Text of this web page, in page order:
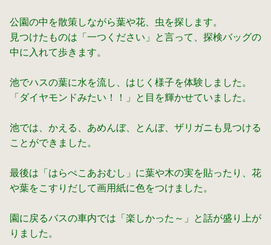
公園の中を散策しながら葉や花、虫を探します。
見つけたものは「一つください」と言って、探検バッグの
中に入れて歩きます。
池でハスの葉に水を流し、はじく様子を体験しました。
「ダイヤモンドみたい！！」と目を輝かせていました。
池では、かえる、あめんぼ、とんぼ、ザリガニも見つける
ことができました。
最後は「はらぺこあおむし」に葉や木の実を貼ったり、花
や葉をこすりだして画用紙に色をつけました。
園に戻るバスの車内では「楽しかった～」と話が盛り上が
りました。